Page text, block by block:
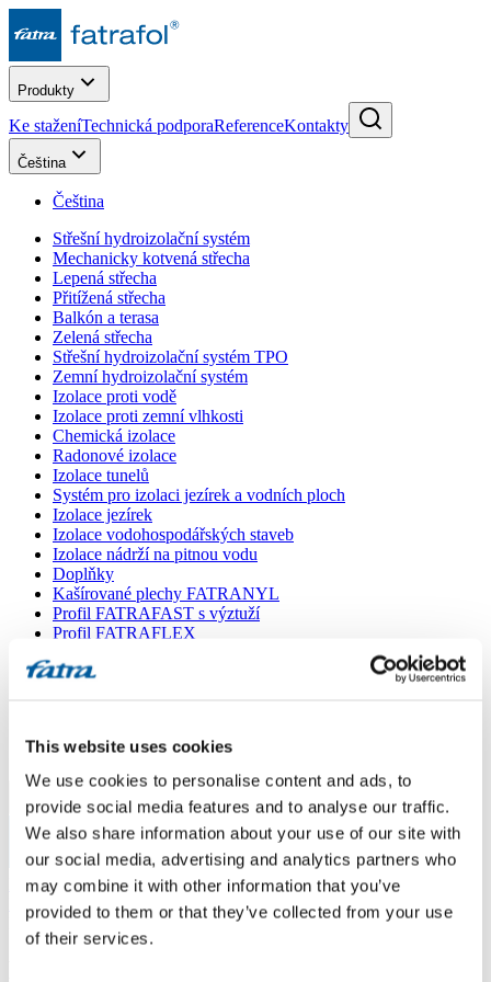
This website uses cookies
We use cookies to personalise content and ads, to
provide social media features and to analyse our traffic.
We also share information about your use of our site with
our social media, advertising and analytics partners who
may combine it with other information that you’ve
provided to them or that they’ve collected from your use
of their services.
Produkty
Ke staženíTechnická podporaReferenceKontakty
Čeština
Čeština
Střešní hydroizolační systém
Mechanicky kotvená střecha
Lepená střecha
Přitížená střecha
Balkón a terasa
Zelená střecha
Střešní hydroizolační systém TPO
Zemní hydroizolační systém
Izolace proti vodě
Izolace proti zemní vlhkosti
Chemická izolace
Radonové izolace
Izolace tunelů
Systém pro izolaci jezírek a vodních ploch
Izolace jezírek
Izolace vodohospodářských staveb
Izolace nádrží na pitnou vodu
Doplňky
Kašírované plechy FATRANYL
Profil FATRAFAST s výztuží
Profil FATRAFLEX
Parozábrana a tepelná izolace
VŠECHNY PRODUKTY
Menu
Menu
Domů/
Poradna
Dotaz 765